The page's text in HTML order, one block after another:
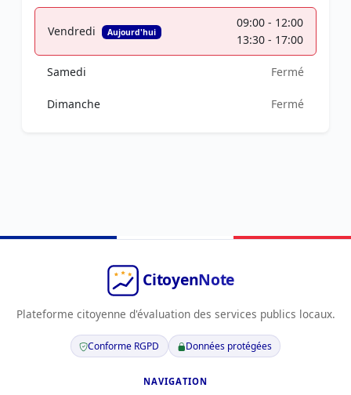
Vendredi Aujourd'hui
09:00 - 12:00
13:30 - 17:00
Samedi Fermé
Dimanche Fermé
Plateforme citoyenne d'évaluation des services publics locaux.
Conforme RGPD Données protégées
NAVIGATION